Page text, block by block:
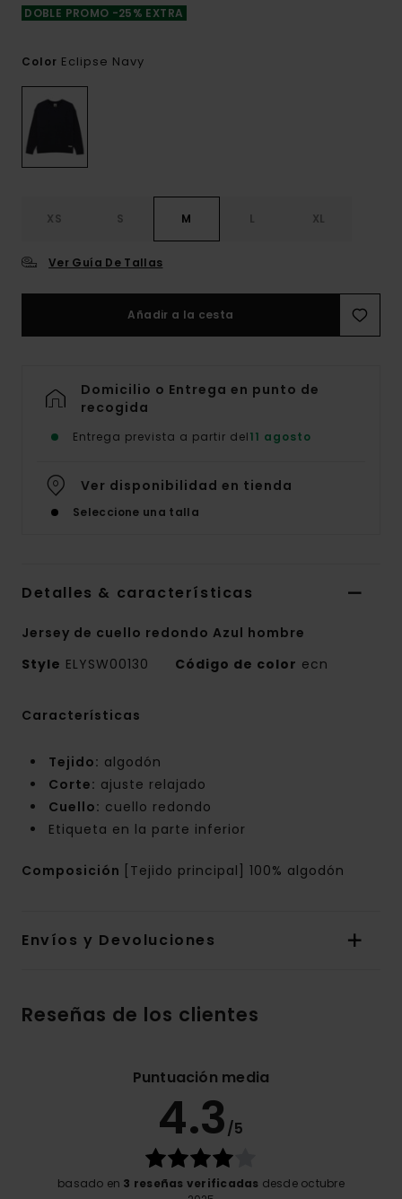
DOBLE PROMO -25% EXTRA
Color Eclipse Navy
XS S M L XL
Ver Guía De Tallas
Añadir a la cesta
Domicilio o Entrega en punto de
recogida
Entrega prevista a partir del11 agosto
Ver disponibilidad en tienda
Seleccione una talla
Detalles & características
Jersey de cuello redondo Azul hombre
Style ELYSW00130 Código de color ecn
Características
Tejido: algodón
Corte: ajuste relajado
Cuello: cuello redondo
Etiqueta en la parte inferior
Composición [Tejido principal] 100% algodón
Envíos y Devoluciones
Reseñas de los clientes
Puntuación media
4.3/5
basado en 3 reseñas verificadas desde octubre